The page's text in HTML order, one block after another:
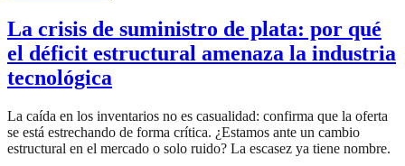
La crisis de suministro de plata: por qué
el déficit estructural amenaza la industria
tecnológica
La caída en los inventarios no es casualidad: confirma que la oferta
se está estrechando de forma crítica. ¿Estamos ante un cambio
estructural en el mercado o solo ruido? La escasez ya tiene nombre.